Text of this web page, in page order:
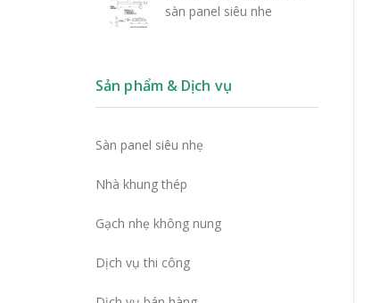
sàn panel siêu nhe
Sản phẩm & Dịch vụ
Sàn panel siêu nhẹ
Nhà khung thép
Gạch nhẹ không nung
Dịch vụ thi công